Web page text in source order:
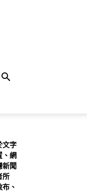
文字
、網
新聞
所
、